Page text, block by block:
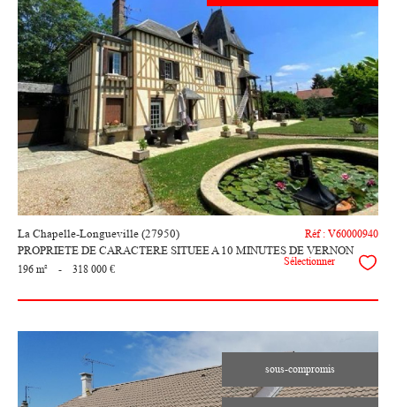
voir le
bien
La Chapelle-Longueville (27950)
PROPRIETE DE CARACTERE SITUEE A 10 MINUTES DE VERNON
Réf : V60000940
196 m² - 318 000 €
Sélectionner
sous-compromis